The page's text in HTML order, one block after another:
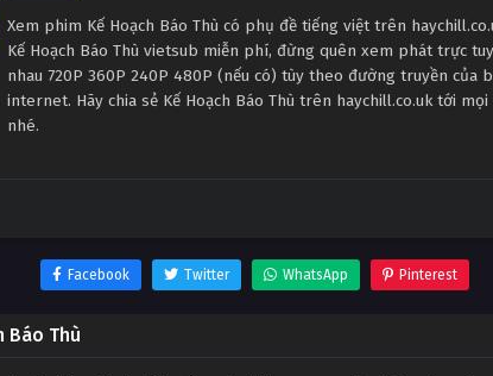
Xem phim Kế Hoạch Báo Thù có phụ đề tiếng việt trên
Kế Hoạch Báo Thù vietsub miễn phí, đừng quên xem phát trực
nhau 720P 360P 240P 480P (nếu có) tùy theo đường truyền của
internet. Hãy chia sẻ Kế Hoạch Báo Thù trên haychill.co.uk tới
nhé.
Facebook Twitter WhatsApp Pinterest
Báo Thù